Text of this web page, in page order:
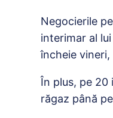
Negocierile
interimar al
încheie vineri,
În plus, pe 20
răgaz până